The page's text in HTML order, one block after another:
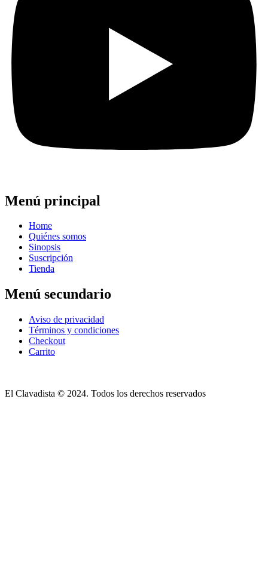
Menú principal
Home
Quiénes somos
Sinopsis
Suscripción
Tienda
Menú secundario
Aviso de privacidad
Términos y condiciones
Checkout
Carrito
El Clavadista © 2024. Todos los derechos reservados